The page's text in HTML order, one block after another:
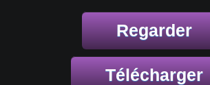
Regarder
Télécharger